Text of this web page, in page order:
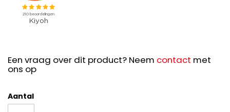
Een vraag over dit product? Neem contact met
ons op
Aantal